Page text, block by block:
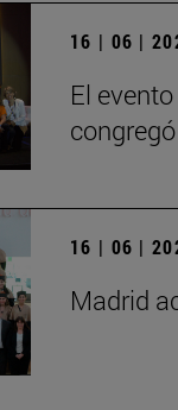
16 | 06 |
El
16 | 06 |
Madrid